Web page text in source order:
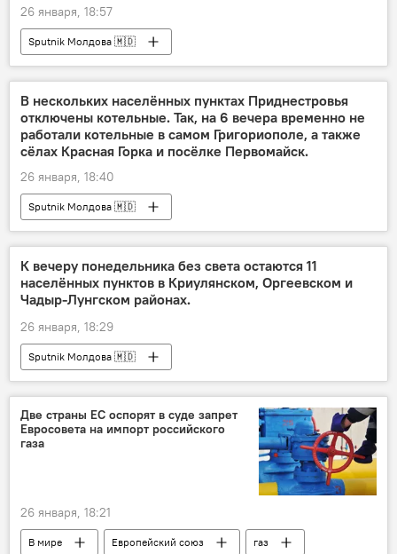
26 января, 18:57
Sputnik Молдова 🇲🇩
В нескольких населённых пунктах Приднестровья
отключены котельные. Так, на 6 вечера временно не
работали котельные в самом Григориополе, а также
сёлах Красная Горка и посёлке Первомайск.
26 января, 18:40
Sputnik Молдова 🇲🇩
К вечеру понедельника без света остаются 11
населённых пунктов в Криулянском, Оргеевском и
Чадыр-Лунгском районах.
26 января, 18:29
Sputnik Молдова 🇲🇩
Две страны ЕС оспорят в суде запрет
Евросовета на импорт российского
газа
26 января, 18:21
В мире Европейский союз
газ